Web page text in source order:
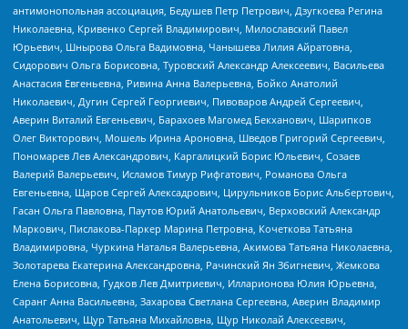
антимонопольная ассоциация, Бедушев Петр Петрович, Дзугкоева Регина
Николаевна, Кривенко Сергей Владимирович, Милославский Павел
Юрьевич, Шнырова Ольга Вадимовна, Чанышева Лилия Айратовна,
Сидорович Ольга Борисовна, Туровский Александр Алексеевич, Васильева
Анастасия Евгеньевна, Ривина Анна Валерьевна, Бойко Анатолий
Николаевич, Дугин Сергей Георгиевич, Пивоваров Андрей Сергеевич,
Аверин Виталий Евгеньевич, Барахоев Магомед Бекханович, Шарипков
Олег Викторович, Мошель Ирина Ароновна, Шведов Григорий Сергеевич,
Пономарев Лев Александрович, Каргалицкий Борис Юльевич, Созаев
Валерий Валерьевич, Исламов Тимур Рифгатович, Романова Ольга
Евгеньевна, Щаров Сергей Алексадрович, Цирульников Борис Альбертович,
Гасан Ольга Павловна, Паутов Юрий Анатольевич, Верховский Александр
Маркович, Пислакова-Паркер Марина Петровна, Кочеткова Татьяна
Владимировна, Чуркина Наталья Валерьевна, Акимова Татьяна Николаевна,
Золотарева Екатерина Александровна, Рачинский Ян Збигневич, Жемкова
Елена Борисовна, Гудков Лев Дмитриевич, Илларионова Юлия Юрьевна,
Саранг Анна Васильевна, Захарова Светлана Сергеевна, Аверин Владимир
Анатольевич, Щур Татьяна Михайловна, Щур Николай Алексеевич,